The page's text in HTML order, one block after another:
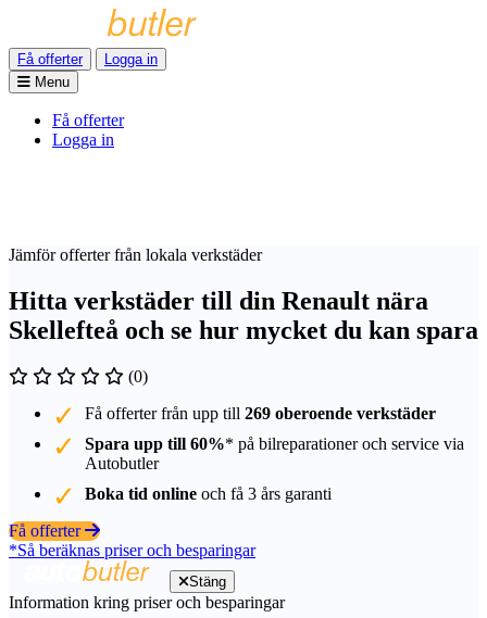
Få offerter
Logga in
Menu
Få offerter
Logga in
Jämför offerter från lokala verkstäder
Hitta verkstäder till din Renault nära
Skellefteå och se hur mycket du kan spara
(0)
Få offerter från upp till 269 oberoende verkstäder
Spara upp till 60%* på bilreparationer och service via
Autobutler
Boka tid online och få 3 års garanti
Få offerter
*Så beräknas priser och besparingar
Stäng
Information kring priser och besparingar